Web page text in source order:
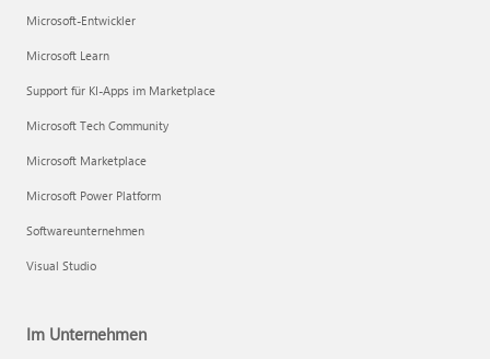
Microsoft-Entwickler
Microsoft Learn
Support für KI-Apps im Marketplace
Microsoft Tech Community
Microsoft Marketplace
Microsoft Power Platform
Softwareunternehmen
Visual Studio
Im Unternehmen